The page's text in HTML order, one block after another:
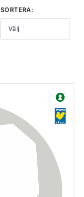
SORTERA:
Välj